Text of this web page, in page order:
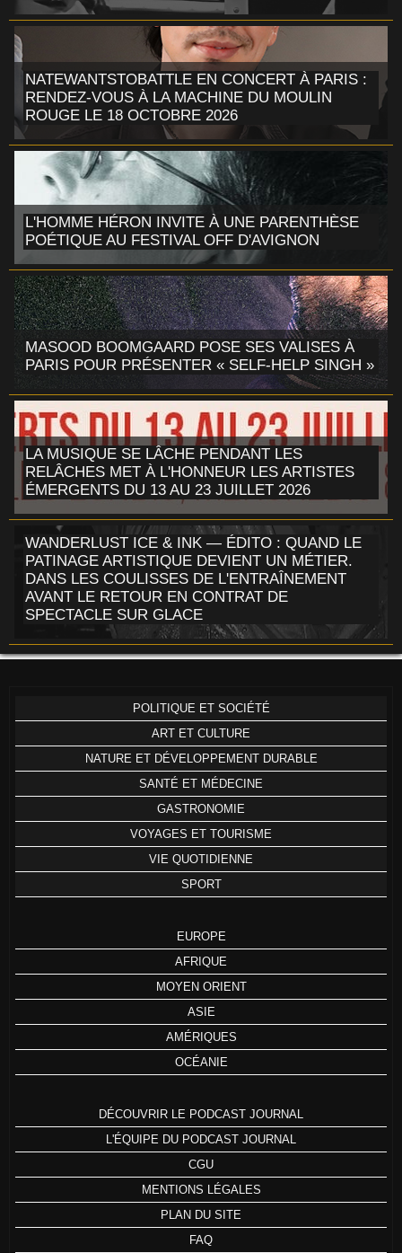
NATEWANTSTOBATTLE EN CONCERT À PARIS :
RENDEZ-VOUS À LA MACHINE DU MOULIN
ROUGE LE 18 OCTOBRE 2026
L'HOMME HÉRON INVITE À UNE PARENTHÈSE
POÉTIQUE AU FESTIVAL OFF D'AVIGNON
MASOOD BOOMGAARD POSE SES VALISES À
PARIS POUR PRÉSENTER « SELF-HELP SINGH »
LA MUSIQUE SE LÂCHE PENDANT LES
RELÂCHES MET À L'HONNEUR LES ARTISTES
ÉMERGENTS DU 13 AU 23 JUILLET 2026
WANDERLUST ICE & INK — ÉDITO : QUAND LE
PATINAGE ARTISTIQUE DEVIENT UN MÉTIER.
DANS LES COULISSES DE L'ENTRAÎNEMENT
AVANT LE RETOUR EN CONTRAT DE
SPECTACLE SUR GLACE
POLITIQUE ET SOCIÉTÉ
ART ET CULTURE
NATURE ET DÉVELOPPEMENT DURABLE
SANTÉ ET MÉDECINE
GASTRONOMIE
VOYAGES ET TOURISME
VIE QUOTIDIENNE
SPORT
EUROPE
AFRIQUE
MOYEN ORIENT
ASIE
AMÉRIQUES
OCÉANIE
DÉCOUVRIR LE PODCAST JOURNAL
L'ÉQUIPE DU PODCAST JOURNAL
CGU
MENTIONS LÉGALES
PLAN DU SITE
FAQ